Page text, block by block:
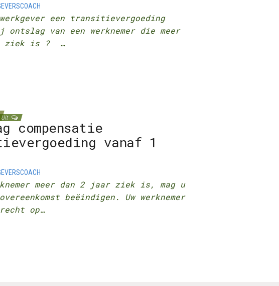
een transitievergoeding
van een werknemer die meer
ziek is ? …
Uit
compensatie
vanaf 1
meer dan 2 jaar ziek is, mag u
beëindigen. Uw werknemer
op…